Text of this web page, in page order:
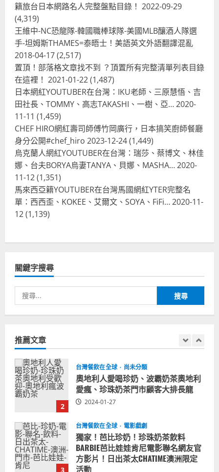
籍旅台日本網路名人完整盤點目錄！ 2022-09-29
(4,319)
王維中-NC恐龍隊-韓國職棒球隊-美國MLB釀酒人隊選
手-坦姆斯THAMES=泰晤士！美語英文外語翻譯混亂
2018-04-17(2,517)
置頂！部落格文章找不到 ？頂置所有完整清單列表目錄
在這裡！ 2021-01-22(1,487)
日本網紅YOUTUBER在台灣：IKU老師、三原慧悟、吉
田社長、TOMMY、高志TAKASHI、一樹、亞…2020-
11-11 (1,459)
CHEF HIRO網紅壽司師傅竹岡廣行，日本搞笑廚師餐廳
身分公開#chef_hiro 2023-12-24(1,449)
烏克蘭人網紅YOUTUBER在台灣：瑞莎、蔡博文、林佳
娜、台夫BORYA烏妻TANYA、貝娜、MASHA…2020-
11-12(1,351)
馬來西亞籍YOUTUBER在台灣馬國網紅YTER完整名
單：西西歪、KOKEE、艾爾文、SOYA、FiFi…2020-11-
12(1,139)
關鍵字搜尋
尋
關
字:
推薦文章
2
台灣餐飲在全球 尚未分類
奧地利人愛喝珍奶、波霸奶茶奧地利
愛瘋、珍珠奶茶門市顧客大排長龍
2024-01-27
3
台灣餐飲在全球 電影戲劇
BARBIE芭比娃娃肯尼電影聯名網友官
方影片！日出茶太CHATIME澳洲限定
活動
2023-08-03
台灣餐飲在全球
受歡迎，波霸奶茶門市顧客大排長
龍，網紅宣傳華沙珍奶店人潮多
5
美國人愛鼎泰豐小籠包！美國人吃鼎
2023-06-13
台灣餐飲在全球 國外時事
拜登喝珍奶！美國總統喝珍珠奶茶！
2
台灣餐飲在全球 尚未分類
奧地利人愛喝珍奶、波霸奶茶奧地利
愛瘋、珍珠奶茶門市顧客大排長龍
2024-01-27
3
台灣餐飲在全球 電影戲劇
獨家！芭比珍奶！珍珠奶茶飲料
BARBIE芭比娃娃肯尼電影聯名網友官
方影片！日出茶太CHATIME澳洲限定
活動